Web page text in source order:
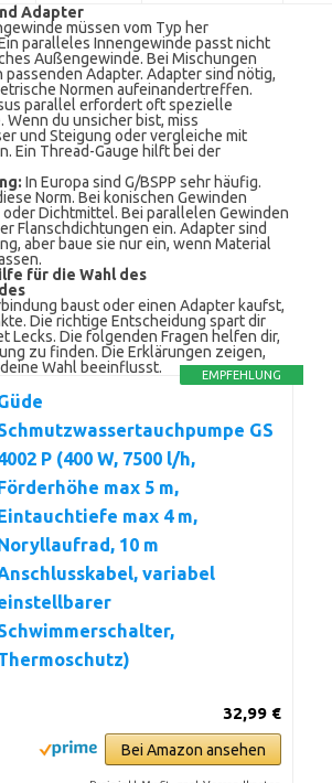
Adapter
müssen vom Typ her
paralleles Innengewinde passt nicht
Außengewinde. Bei Mischungen
passenden Adapter. Adapter sind nötig,
Normen aufeinandertreffen.
parallel erfordert oft spezielle
Wenn du unsicher bist, miss
und Steigung oder vergleiche mit
Ein Thread-Gauge hilft bei der
In Europa sind G/BSPP sehr häufig.
Norm. Bei konischen Gewinden
oder Dichtmittel. Bei parallelen Gewinden
Flanschdichtungen ein. Adapter sind
aber baue sie nur ein, wenn Material
für die Wahl des
baust oder einen Adapter kaufst,
Die richtige Entscheidung spart dir
Lecks. Die folgenden Fragen helfen dir,
zu finden. Die Erklärungen zeigen,
Wahl beeinflusst.
EMPFEHLUNG
GS
P (400 W, 7500 l/h,
max 5 m,
max 4 m,
10 m
variabel
32,99 €
Bei Amazon ansehen